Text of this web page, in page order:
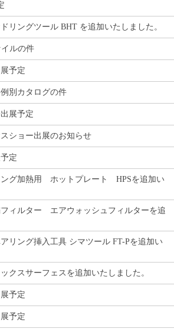
リングツール BHT を追加いたしました。
ルの件
予定
別カタログの件
展予定
ショー出展のお知らせ
定
ング加熱用 ホットプレート HPSを追加い
ィルター エアウォッシュフィルターを追
リング挿入工具 シマツール FT-Pを追加い
クスサーフェスを追加いたしました。
予定
予定